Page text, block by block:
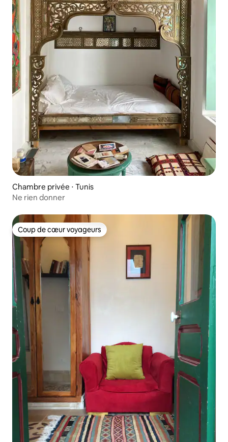
Chambre privée ⋅ Tunis
Ne rien donner
Coup de cœur voyageurs
Coup de cœur voyageurs